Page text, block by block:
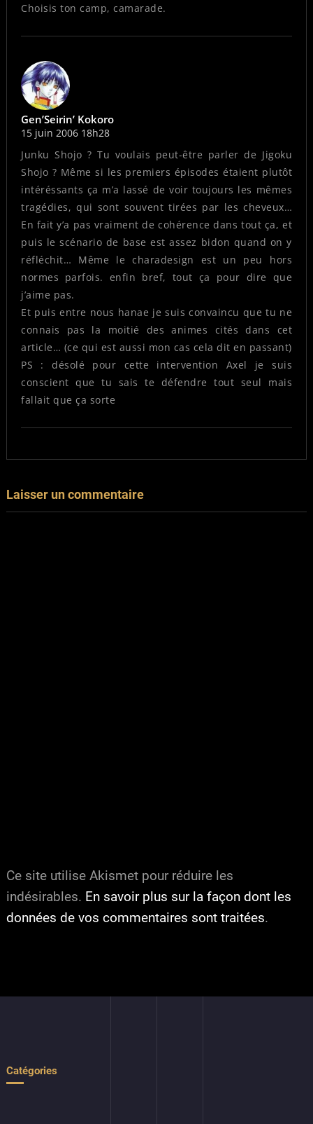
Choisis ton camp, camarade.
Gen’Seirin’ Kokoro
15 juin 2006 18h28
Junku Shojo ? Tu voulais peut-être parler de Jigoku
Shojo ? Même si les premiers épisodes étaient plutôt
intéréssants ça m’a lassé de voir toujours les mêmes
tragédies, qui sont souvent tirées par les cheveux…
En fait y’a pas vraiment de cohérence dans tout ça, et
puis le scénario de base est assez bidon quand on y
réfléchit… Même le charadesign est un peu hors
normes parfois. enfin bref, tout ça pour dire que
j’aime pas.
Et puis entre nous hanae je suis convaincu que tu ne
connais pas la moitié des animes cités dans cet
article… (ce qui est aussi mon cas cela dit en passant)
PS : désolé pour cette intervention Axel je suis
conscient que tu sais te défendre tout seul mais
fallait que ça sorte
Laisser un commentaire
Ce site utilise Akismet pour réduire les
indésirables. En savoir plus sur la façon dont les
données de vos commentaires sont traitées.
Catégories